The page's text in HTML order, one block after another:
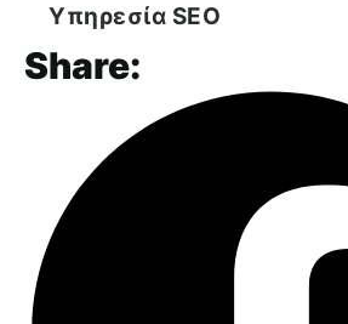
Υπηρεσία SEO
Share: